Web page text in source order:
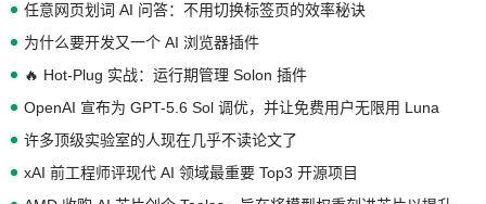
任意网页划词 AI 问答：不用切换标签页的效率秘诀
为什么要开发又一个 AI 浏览器插件
🔥 Hot-Plug 实战：运行期管理 Solon 插件
OpenAI 宣布为 GPT-5.6 Sol 调优，并让免费用户无限用 Luna
许多顶级实验室的人现在几乎不读论文了
xAI 前工程师评现代 AI 领域最重要 Top3 开源项目